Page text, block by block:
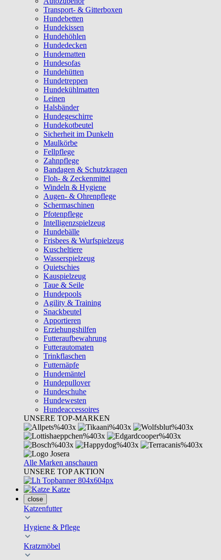
Transport- & Gitterboxen
Hundebetten
Hundekissen
Hundehöhlen
Hundedecken
Hundematten
Hundesofas
Hundehütten
Hundetreppen
Hundekühlmatten
Leinen
Halsbänder
Hundegeschirre
Hundekotbeutel
Sicherheit im Dunkeln
Maulkörbe
Fellpflege
Zahnpflege
Bandagen & Schutzkragen
Floh- & Zeckenmittel
Windeln & Hygiene
Augen- & Ohrenpflege
Schermaschinen
Pfotenpflege
Intelligenzspielzeug
Hundebälle
Frisbees & Wurfspielzeug
Kuscheltiere
Wasserspielzeug
Quietschies
Kauspielzeug
Taue & Seile
Hundepools
Agility & Training
Snackbeutel
Apportieren
Erziehungshilfen
Futteraufbewahrung
Futterautomaten
Trinkflaschen
Futternäpfe
Hundemäntel
Hundepullover
Hundeschuhe
Hundewesten
Hundeaccessoires
UNSERE TOP-MARKEN
Alle Marken anschauen
UNSERE TOP AKTION
Katze
close
Katzenfutter
Hygiene & Pflege
Kratzmöbel